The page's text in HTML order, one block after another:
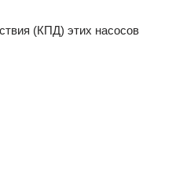
(КПД) этих насосов